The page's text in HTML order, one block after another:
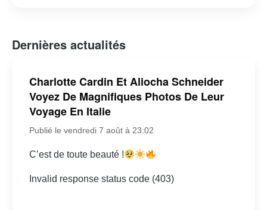
Dernières actualités
Charlotte Cardin Et Aliocha Schneider
Voyez De Magnifiques Photos De Leur
Voyage En Italie
Publié le vendredi 7 août à 23:02
C’est de toute beauté !
Invalid response status code (403)